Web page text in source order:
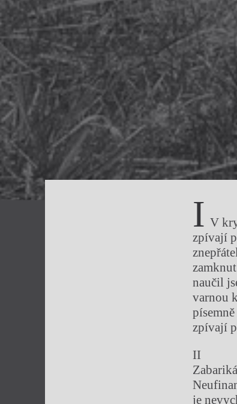
I V
zpívají
naučil
varnou
zpívají
II
je